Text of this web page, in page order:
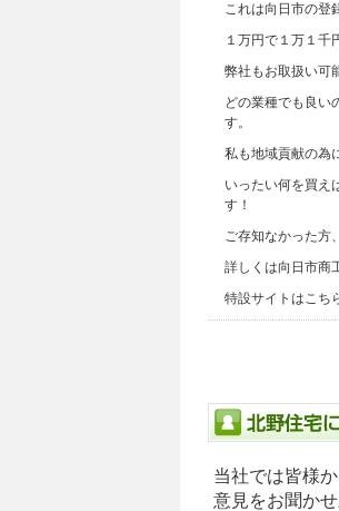
これは向日市の登
１万円で１万１千
弊社もお取扱い可
どの業種でも良い
す。
私も地域貢献の為
いったい何を買え
す！
ご存知なかった方
詳しくは向日市商
特設サイトはこち
当社では皆様
意見をお聞か